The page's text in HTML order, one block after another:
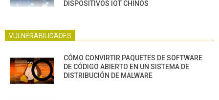
DISPOSITIVOS IOT CHINOS
VULNERABILIDADES
CÓMO CONVIRTIR PAQUETES DE SOFTWARE
DE CÓDIGO ABIERTO EN UN SISTEMA DE
DISTRIBUCIÓN DE MALWARE